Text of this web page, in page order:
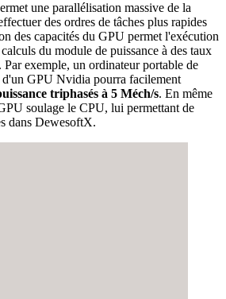
une parallélisation massive de la
des ordres de tâches plus rapides
des capacités du GPU permet l'exécution
du module de puissance à des taux
exemple, un ordinateur portable de
GPU Nvidia pourra facilement
triphasés à 5 Méch/s. En même
soulage le CPU, lui permettant de
dans DewesoftX.